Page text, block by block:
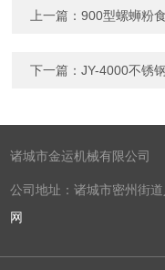
上一篇：900型螺蛳粉
下一篇：JY-4000不锈
诸城市金运机械有限公司
公司地址：诸城市密州街
网